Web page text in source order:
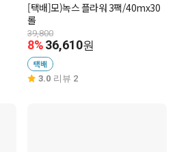
[택배]모)녹스 플라워 3팩/40mx30
롤
39,800
8%36,610원
택배
3.0 리뷰 2